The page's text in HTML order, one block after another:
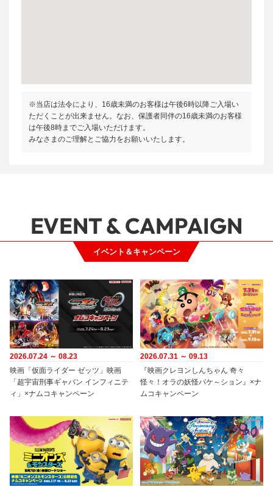
※当店は法令により、16歳未満のお客様は午後6時以降ご入場い
ただくことが出来ません。なお、保護者同伴の16歳未満のお客様
は午後8時までご入場いただけます。
みなさまのご理解とご協力をお願いいたします。
イベント＆キャンペーン
EVENT & CAMPAIGN
2026.07.24 ～ 08.23
映画「仮面ライダー ゼッツ」映画
「超宇宙刑事ギャバン インフィニテ
ィ」×ナムコキャンペーン
2026.07.31 ～ 09.13
『映画クレヨンしんちゃん 奇々
怪々！オラの妖怪バケ～ション』×ナ
ムコキャンペーン